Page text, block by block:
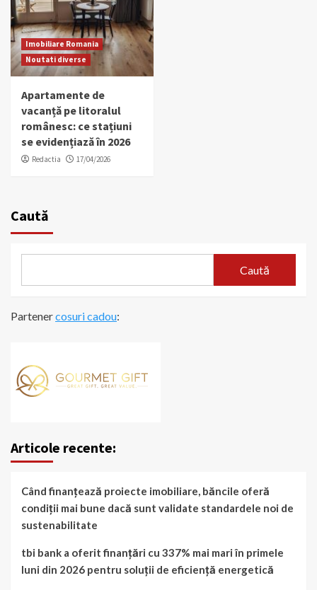
Imobiliare Romania
Noutati diverse
Apartamente de
vacanță pe litoralul
românesc: ce stațiuni
se evidențiază în 2026
Redactia 17/04/2026
Caută
Caută
Partenercosuri cadou:
Articole recente:
Când finanțează proiecte imobiliare, băncile oferă
condiții mai bune dacă sunt validate standardele noi de
sustenabilitate
tbi bank a oferit finanțări cu 337% mai mari în primele
luni din 2026 pentru soluții de eficiență energetică